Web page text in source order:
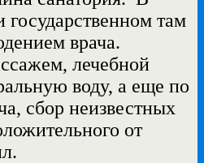
государственном там
врача.
лечебной
воду, а еще по
сбор неизвестных
от